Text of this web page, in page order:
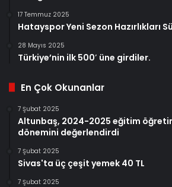
17 Temmuz 2025
Hatayspor Yeni Sezon Hazırlıkları
28 Mayıs 2025
Türkiye’nin ilk 500′ üne girdiler.
En Çok Okunanlar
7 Şubat 2025
Altunbaş, 2024-2025 eğitim öğretim
dönemini değerlendirdi
7 Şubat 2025
Sivas'ta üç çeşit yemek 40 TL
7 Şubat 2025